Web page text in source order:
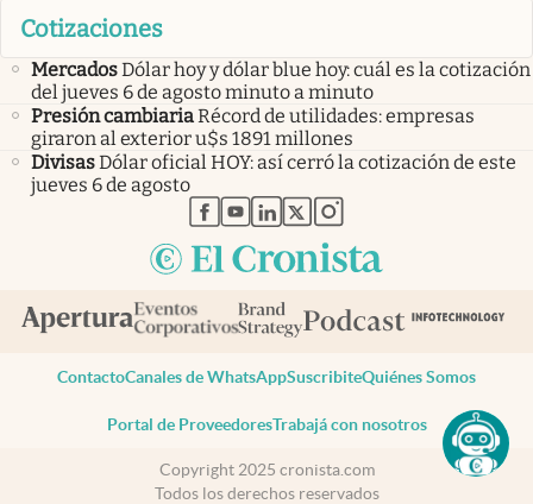
Cotizaciones
MercadosDólar hoy y dólar blue hoy: cuál es la cotización
del jueves 6 de agosto minuto a minuto
Presión cambiariaRécord de utilidades: empresas
giraron al exterior u$s 1891 millones
DivisasDólar oficial HOY: así cerró la cotización de este
jueves 6 de agosto
abre en nueva pestaña
abre en nueva pestaña
abre en nueva pestaña
abre en nueva pestaña
abre en nueva pestaña
ContactoCanales de WhatsAppSuscribiteQuiénes Somos
Portal de ProveedoresTrabajá con nosotros
Copyright 2025 cronista.com
Todos los derechos reservados